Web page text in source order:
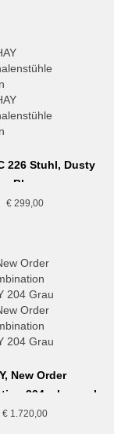
226 Stuhl, Dusty
Blue
€ 299,00
New Order
204, charcoal
€ 1.720,00